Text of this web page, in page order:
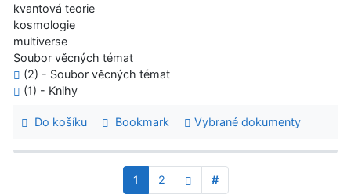
kvantová teorie
kosmologie
multiverse
Soubor věcných témat
(2) - Soubor věcných témat
(1) - Knihy
Do košíku Bookmark Vybrané dokumenty
1 2 #